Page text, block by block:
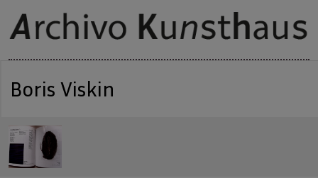
Boris Viskin